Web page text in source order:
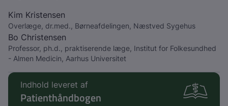
Kim Kristensen
Overlæge, dr.med., Børneafdelingen, Næstved Sygehus
Bo Christensen
Professor, ph.d., praktiserende læge, Institut for Folkesundhed
- Almen Medicin, Aarhus Universitet
Indhold leveret af
Patienthåndbogen